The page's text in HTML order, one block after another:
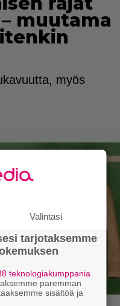
muutama
myös
Valintasi
tarjotaksemme
teknologiakumppania
paremman
sisältöä ja